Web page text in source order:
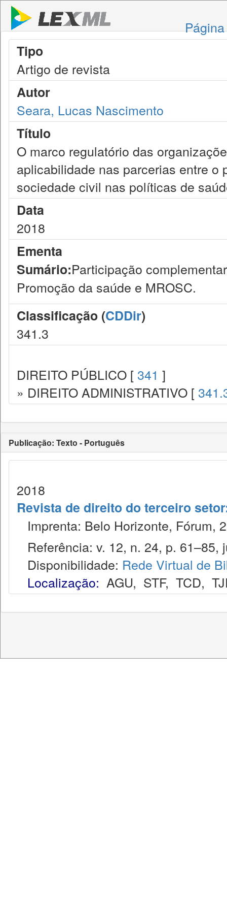
Tipo
Artigo de revista
Autor
Seara, Lucas Nascimento
Título
O marco regulatório das
aplicabilidade nas parcerias entre
sociedade civil nas políticas de
Data
2018
Ementa
Sumário:Participação
Promoção da saúde e MROSC.
Classificação (CDDir)
341.3
DIREITO PÚBLICO [ 341 ]
» DIREITO ADMINISTRATIVO [
Publicação: Texto - Português
2018
Revista de direito do terceiro
Imprenta: Belo Horizonte, Fórum,
Referência: v. 12, n. 24, p. 61–85,
Disponibilidade: Rede Virtual de
Localização: AGU, STF, TCD,